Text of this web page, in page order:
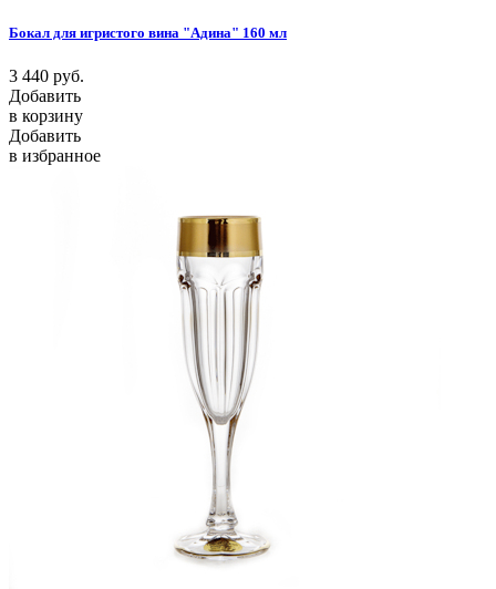
Бокал для игристого вина "Адина" 160 мл
3 440 руб.
Добавить
в корзину
Добавить
в избранное